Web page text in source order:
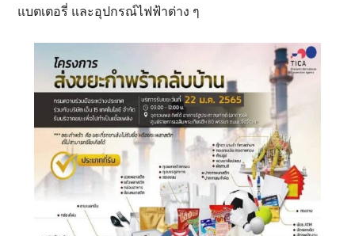
แบตเตอรี่ และอุปกรณ์ไฟฟ้าต่าง ๆ